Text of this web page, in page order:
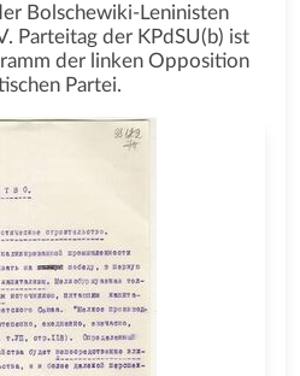
Bolschewiki-Leninisten
Parteitag der KPdSU(b) ist
der linken Opposition
Partei.